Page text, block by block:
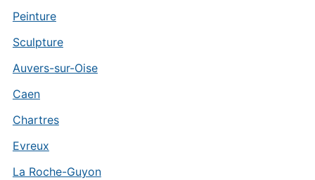
Peinture
Sculpture
Auvers-sur-Oise
Caen
Chartres
Evreux
La Roche-Guyon